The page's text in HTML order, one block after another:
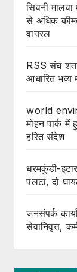
सिवनी
से अधिक
वायरल
RSS संघ
आधारित भव्य
world
मोहन पार्क
हरित संदेश
धरमकुंडी-
पलटा, दो
जनसंपर्क
सेवानिवृत्त,